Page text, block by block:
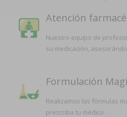
Atención
Nuestro equipo de
su medicación,
Formulación
Realizamos las fórmulas
prescriba tu médico.